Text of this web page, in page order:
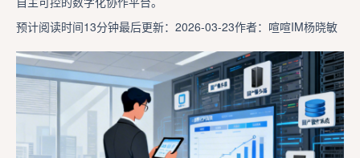
预计阅读时间13分钟最后更新：2026-03-23作者：喧喧IM杨晓敏